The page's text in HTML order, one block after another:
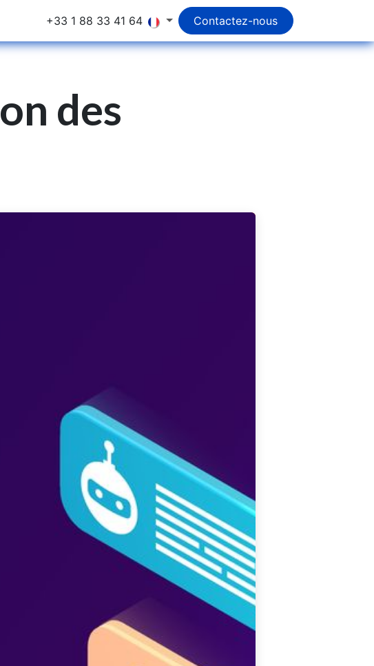
+33 1 88 33 41 64 Contactez-nous
des